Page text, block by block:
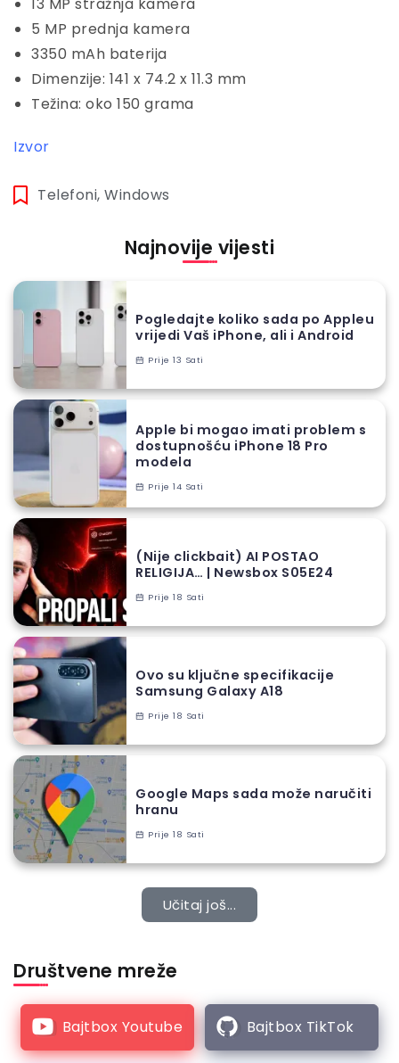
5 MP prednja kamera
3350 mAh baterija
Dimenzije: 141 x 74.2 x 11.3 mm
Težina: oko 150 grama
Izvor
Telefoni, Windows
Najnovije vijesti
Pogledajte koliko sada po Appleu
vrijedi Vaš iPhone, ali i Android
Prije 13 Sati
Apple bi mogao imati problem s
dostupnošću iPhone 18 Pro
modela
Prije 14 Sati
(Nije clickbait) AI POSTAO
RELIGIJA… | Newsbox S05E24
Prije 18 Sati
Ovo su ključne specifikacije
Samsung Galaxy A18
Prije 18 Sati
Google Maps sada može naručiti
hranu
Prije 18 Sati
Učitaj još...
Društvene mreže
Bajtbox Youtube Bajtbox TikTok